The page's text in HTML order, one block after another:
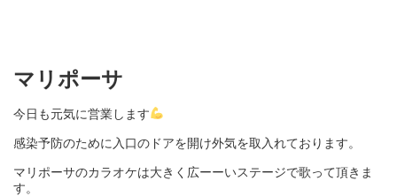
マリポーサ
今日も元気に営業します
感染予防のために入口のドアを開け外気を取入れております。
マリポーサのカラオケは大きく広ーーいステージで歌って頂きま
す。